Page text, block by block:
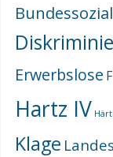
Erwerbslose
Hartz IV
Klage